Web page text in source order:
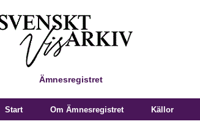
Ämnesregistret
Start Om Ämnesregistret Källor